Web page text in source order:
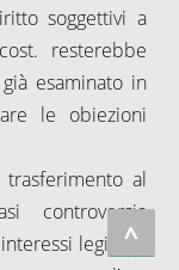
soggettivi a
resterebbe
esaminato in
le obiezioni
al
controversia
legittimi
^